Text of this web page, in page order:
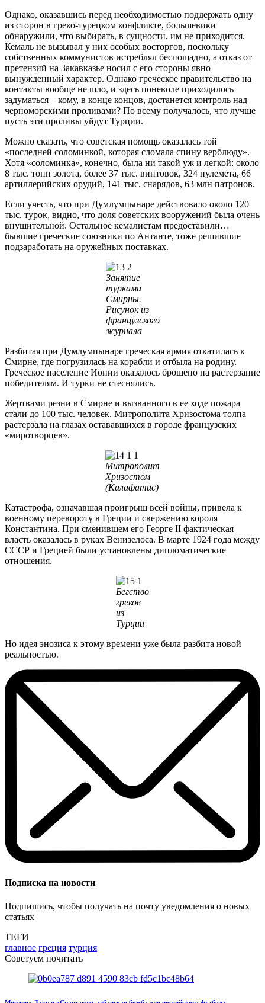
Однако, оказавшись перед необходимостью поддержать одну
из сторон в греко-турецком конфликте, большевики
обнаружили, что выбирать, в сущности, им не приходится.
Кемаль не вызывал у них особых восторгов, поскольку
собственных коммунистов истреблял беспощадно, а отказ от
претензий на Закавказье носил с его стороны явно
вынужденный характер. Однако греческое правительство на
контакты вообще не шло, и здесь поневоле приходилось
задуматься – кому, в конце концов, достанется контроль над
черноморскими проливами? По всему получалось, что лучше
пусть эти проливы уйдут Турции.
Можно сказать, что советская помощь оказалась той
«последней соломинкой, которая сломала спину верблюду».
Хотя «соломинка», конечно, была ни такой уж и легкой: около
8 тыс. тонн золота, более 37 тыс. винтовок, 324 пулемета, 66
артиллерийских орудий, 141 тыс. снарядов, 63 млн патронов.
Если учесть, что при Думлумпынаре действовало около 120
тыс. турок, видно, что доля советских вооружений была очень
внушительной. Остальное кемалистам предоставили…
бывшие греческие союзники по Антанте, тоже решившие
подзаработать на оружейных поставках.
Занятие
турками
Смирны.
Рисунок из
французского
журнала
Разбитая при Думлумпынаре греческая армия откатилась к
Смирне, где погрузилась на корабли и отбыла на родину.
Греческое население Ионии оказалось брошено на растерзание
победителям. И турки не стеснялись.
Жертвами резни в Смирне и вызванного в ее ходе пожара
стали до 100 тыс. человек. Митрополита Хризостома толпа
растерзала на глазах остававшихся в городе французских
«миротворцев».
Митрополит
Хризостом
(Калафатис)
Катастрофа, означавшая проигрыш всей войны, привела к
военному перевороту в Греции и свержению короля
Константина. При сменившем его Георге II фактическая
власть оказалась в руках Венизелоса. В марте 1924 года между
СССР и Грецией были установлены дипломатические
отношения.
Бегство
греков
из
Турции
Но идея энозиса к этому времени уже была разбита новой
реальностью.
Подписка на новости
Подпишись, чтобы получать на почту уведомления о новых
статьях
ТЕГИ
главное греция турция
Советуем почитать